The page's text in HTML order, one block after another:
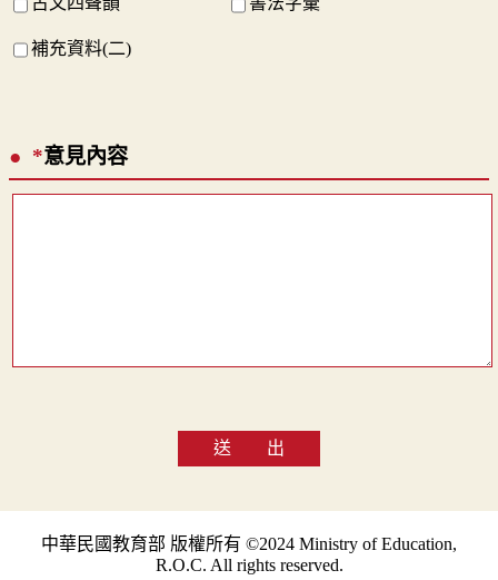
補充資料(二)
*意見內容
送 出
中華民國教育部 版權所有 ©2024 Ministry of Education,
R.O.C. All rights reserved.